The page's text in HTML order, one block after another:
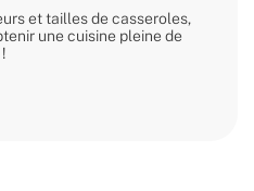
et tailles de casseroles,
une cuisine pleine de